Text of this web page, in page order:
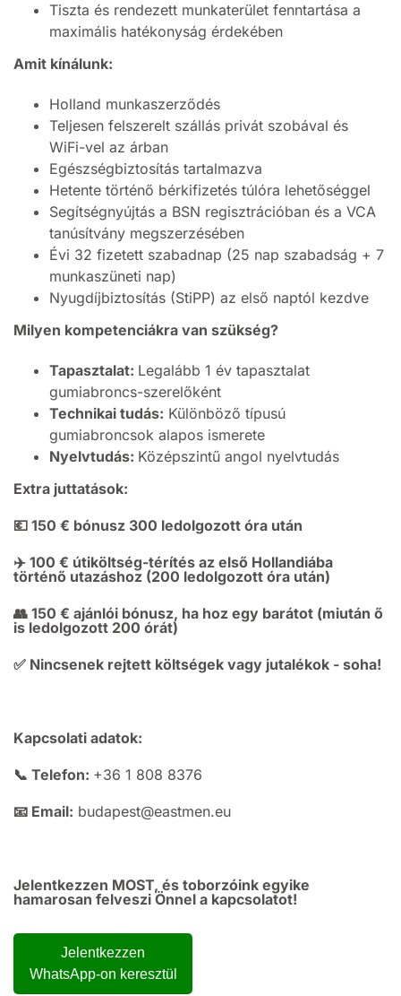
Tiszta és rendezett munkaterület fenntartása a
maximális hatékonyság érdekében
Amit kínálunk:
Holland munkaszerződés
Teljesen felszerelt szállás privát szobával és
WiFi-vel az árban
Egészségbiztosítás tartalmazva
Hetente történő bérkifizetés túlóra lehetőséggel
Segítségnyújtás a BSN regisztrációban és a VCA
tanúsítvány megszerzésében
Évi 32 fizetett szabadnap (25 nap szabadság + 7
munkaszüneti nap)
Nyugdíjbiztosítás (StiPP) az első naptól kezdve
Milyen kompetenciákra van szükség?
Tapasztalat: Legalább 1 év tapasztalat
gumiabroncs-szerelőként
Technikai tudás: Különböző típusú
gumiabroncsok alapos ismerete
Nyelvtudás: Középszintű angol nyelvtudás
Extra juttatások:
💶 150 € bónusz 300 ledolgozott óra után
✈️ 100 € útiköltség-térítés az első Hollandiába
történő utazáshoz (200 ledolgozott óra után)
👥 150 € ajánlói bónusz, ha hoz egy barátot (miután ő
is ledolgozott 200 órát)
✅ Nincsenek rejtett költségek vagy jutalékok - soha!
Kapcsolati adatok:
📞 Telefon: +36 1 808 8376
📧 Email: budapest@eastmen.eu
Jelentkezzen MOST, és toborzóink egyike
hamarosan felveszi Önnel a kapcsolatot!
Jelentkezzen
WhatsApp-on keresztül